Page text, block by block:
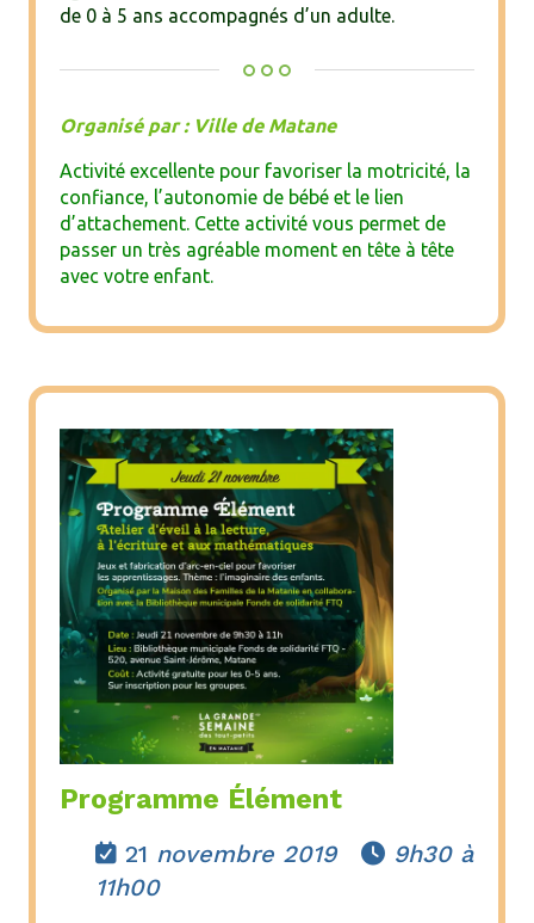
de 0 à 5 ans accompagnés d’un adulte.
Organisé par : Ville de Matane
Activité excellente pour favoriser la motricité, la
confiance, l’autonomie de bébé et le lien
d’attachement. Cette activité vous permet de
passer un très agréable moment en tête à tête
avec votre enfant.
Programme Élément
21 novembre 2019 9h30 à
11h00